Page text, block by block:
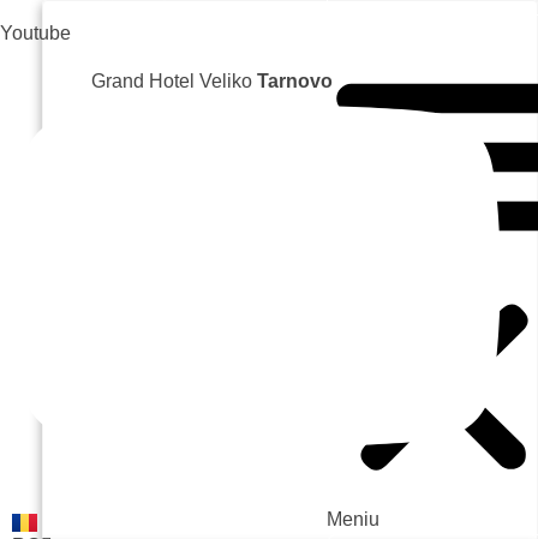
Youtube
Grand Hotel Veliko Tarnovo
гр.
СПА
Meniu